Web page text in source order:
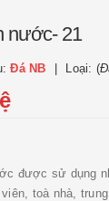
nước- 21
Đá NB Loại: (
được sử dụng
toà nhà,